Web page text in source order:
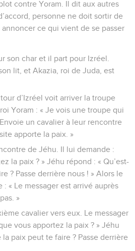
contre Yoram. Il dit aux autres
personne ne doit sortir de
ce qui vient de se passer
son char et il part pour Izréel.
lit, et Akazia, roi de Juda, est
d’Izréel voit arriver la troupe
Yoram : « Je vois une troupe qui
un cavalier à leur rencontre
apporte la paix. »
de Jéhu. Il lui demande :
la paix ? » Jéhu répond : « Qu’est-
? Passe derrière nous ! » Alors le
« Le messager est arrivé auprès
»
cavalier vers eux. Le messager
vous apportez la paix ? » Jéhu
la paix peut te faire ? Passe derrière